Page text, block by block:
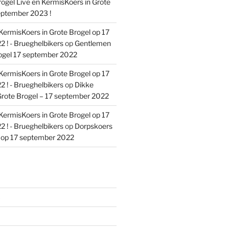
Live en KermisKoers in Grote
2023 !
in Grote Brogel op 17
! - Brueghelbikersop Gentlemen
17 september 2022
in Grote Brogel op 17
! - Brueghelbikersop Dikke
Brogel – 17 september 2022
in Grote Brogel op 17
! - Brueghelbikersop Dorpskoers
17 september 2022